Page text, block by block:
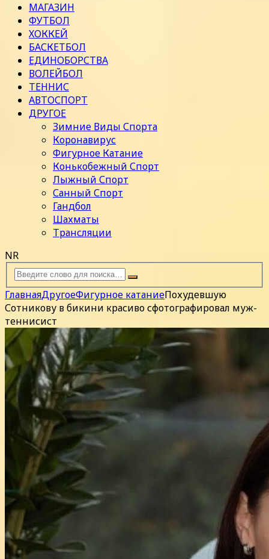
МАГАЗИН
ФУТБОЛ
ХОККЕЙ
БАСКЕТБОЛ
ЕДИНОБОРСТВА
ВОЛЕЙБОЛ
ТЕННИС
АВТОСПОРТ
ДРУГОЕ
Зимние Виды Спорта
Коронавирус
Фигурное Катание
Конькобежный Спорт
Лыжный Спорт
Санный Спорт
Гандбол
Шахматы
Трансляции
NR
ГлавнаяДругоеФигурное катаниеПохудевшую
Сотникову в бикини красиво сфотографировал муж-
теннисист